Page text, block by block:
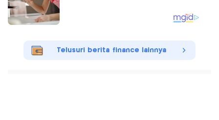
Telusuri berita finance lainnya